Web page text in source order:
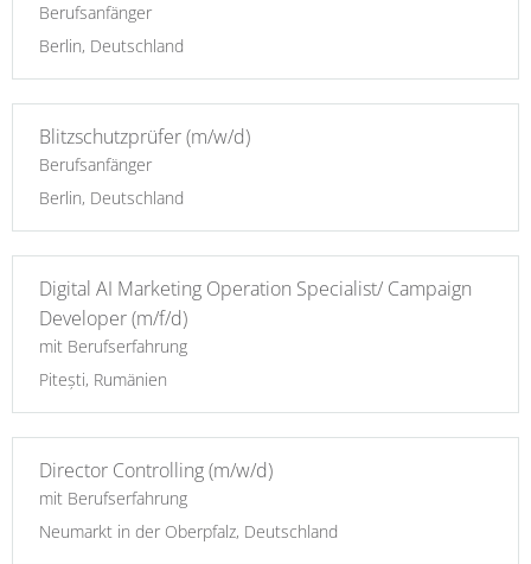
Berufsanfänger
Berlin, Deutschland
Blitzschutzprüfer (m/w/d)
Berufsanfänger
Berlin, Deutschland
Digital AI Marketing Operation Specialist/ Campaign
Developer (m/f/d)
mit Berufserfahrung
Pitești, Rumänien
Director Controlling (m/w/d)
mit Berufserfahrung
Neumarkt in der Oberpfalz, Deutschland